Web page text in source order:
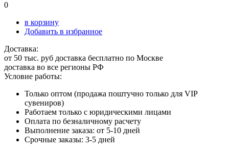
0
в корзину
Добавить в избранное
Доставка:
от 50 тыс. руб доставка бесплатно по Москве
доставка во все регионы РФ
Условие работы:
Только оптом (продажа поштучно только для VIP
сувениров)
Работаем только с юридическими лицами
Оплата по безналичному расчету
Выполнение заказа: от 5-10 дней
Срочные заказы: 3-5 дней